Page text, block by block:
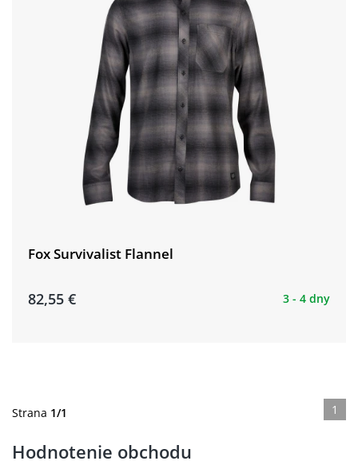
Fox Survivalist Flannel
82,55 € 3 - 4 dny
Strana 1/1 1
Hodnotenie obchodu